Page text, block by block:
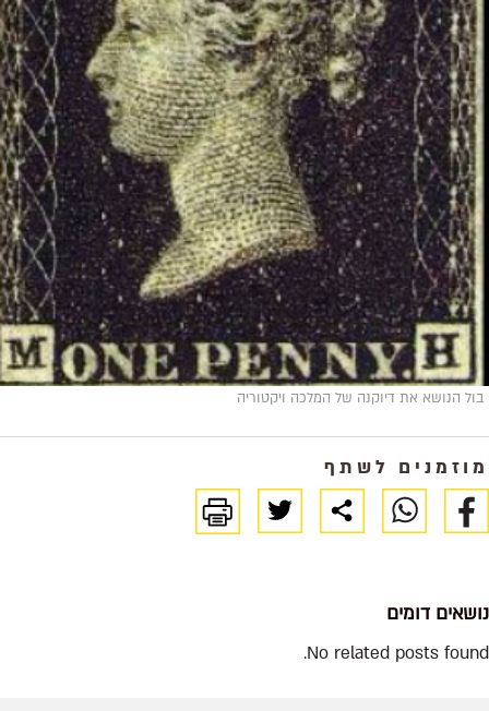
הנושא את דיוקנה של המלכה ויקטוריה
לשתף
דומים
No related posts